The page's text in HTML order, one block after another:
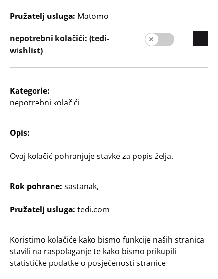
Širenje trgovačke mreže
Održivost
Informacije za kupce
Hrvatska / Hrvatski
Kontakt
Pružatelj usluga: Matomo
nepotrebni kolačići: (tedi-
wishlist)
Kategorie:
nepotrebni kolačići
Opis:
Ovaj kolačić pohranjuje stavke za popis želja.
Rok pohrane: sastanak,
Pružatelj usluga: tedi.com
Koristimo kolačiće kako bismo funkcije naših stranica
stavili na raspolaganje te kako bismo prikupili
statističke podatke o posječenosti stranice